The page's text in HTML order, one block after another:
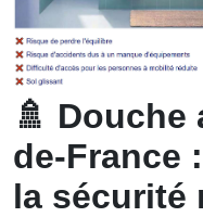
🚿 Douche
de-France
la sécurité